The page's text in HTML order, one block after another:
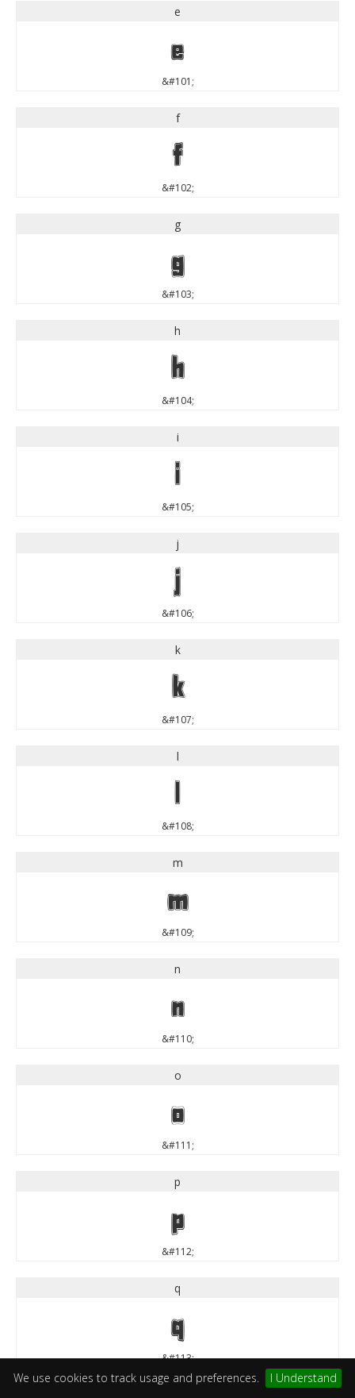
We use cookies to track usage and preferences. I Understand
e
e
&#101;
f
f
&#102;
g
g
&#103;
h
h
&#104;
i
i
&#105;
j
j
&#106;
k
k
&#107;
l
l
&#108;
m
m
&#109;
n
n
&#110;
o
o
&#111;
p
p
&#112;
q
q
&#113;